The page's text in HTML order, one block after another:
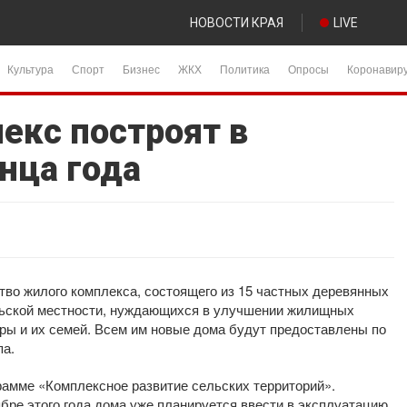
НОВОСТИ КРАЯ LIVE
Культура Спорт Бизнес ЖКХ Политика Опросы
построят в
года
жилого комплекса, состоящего из 15 частных деревянных
местности, нуждающихся в улучшении жилищных
и их семей. Всем им новые дома будут предоставлены по
«Комплексное развитие сельских территорий».